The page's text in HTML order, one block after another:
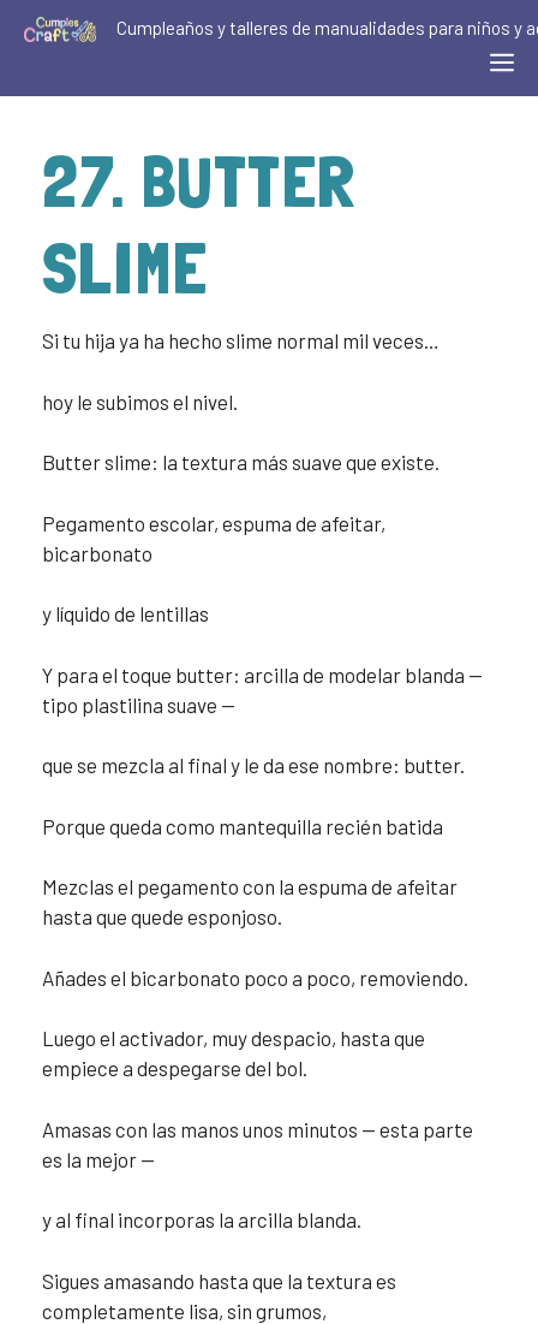
Cumpleaños y talleres de manualidades para niños y
27. BUTTER
SLIME
Si tu hija ya ha hecho slime normal mil veces…
hoy le subimos el nivel.
Butter slime: la textura más suave que existe.
Pegamento escolar, espuma de afeitar,
bicarbonato
y líquido de lentillas
Y para el toque butter: arcilla de modelar blanda —
tipo plastilina suave —
que se mezcla al final y le da ese nombre: butter.
Porque queda como mantequilla recién batida
Mezclas el pegamento con la espuma de afeitar
hasta que quede esponjoso.
Añades el bicarbonato poco a poco, removiendo.
Luego el activador, muy despacio, hasta que
empiece a despegarse del bol.
Amasas con las manos unos minutos — esta parte
es la mejor —
y al final incorporas la arcilla blanda.
Sigues amasando hasta que la textura es
completamente lisa, sin grumos,